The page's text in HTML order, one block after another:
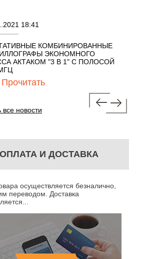
18:41
КОМБИНИРОВАННЫЕ
ЭКОНОМНОГО
АКТАКОМ "3 В 1" С ПОЛОСОЙ
Прочитать
все новости
ОПЛАТА И ДОСТАВКА
осуществляется безналично,
переводом. Доставка